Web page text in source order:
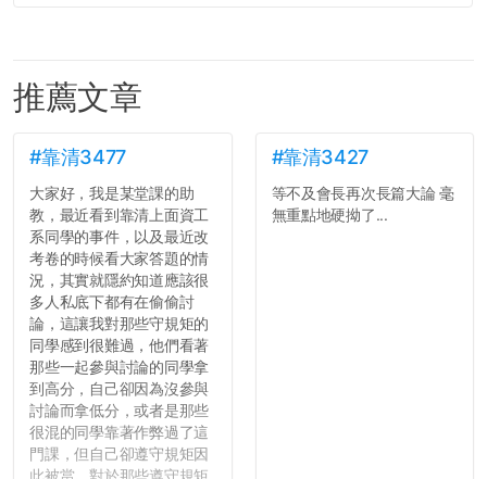
推薦文章
#靠清3477
大家好，我是某堂課的助
教，最近看到靠清上面資工
系同學的事件，以及最近改
考卷的時候看大家答題的情
況，其實就隱約知道應該很
多人私底下都有在偷偷討
論，這讓我對那些守規矩的
同學感到很難過，他們看著
那些一起參與討論的同學拿
到高分，自己卻因為沒參與
討論而拿低分，或者是那些
很混的同學靠著作弊過了這
門課，但自己卻遵守規矩因
此被當。對於那些遵守規矩
#靠清3427
等不及會長再次長篇大論 毫
無重點地硬拗了...